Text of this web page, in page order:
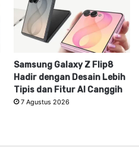
Samsung Galaxy Z Flip8
Hadir dengan Desain Lebih
Tipis dan Fitur AI Canggih
7 Agustus 2026